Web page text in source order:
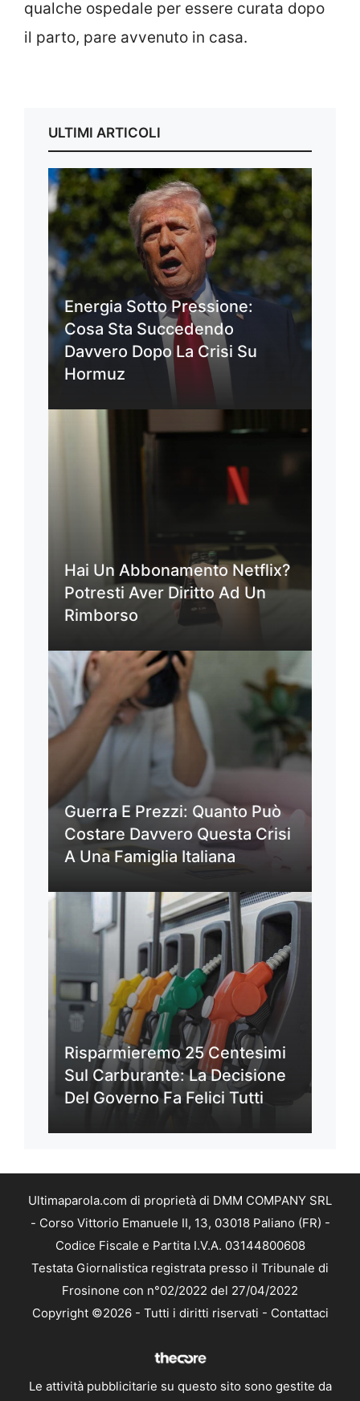
qualche ospedale per essere curata dopo
il parto, pare avvenuto in casa.
ULTIMI ARTICOLI
Energia Sotto Pressione:
Cosa Sta Succedendo
Davvero Dopo La Crisi Su
Hormuz
Hai Un Abbonamento Netflix?
Potresti Aver Diritto Ad Un
Rimborso
Guerra E Prezzi: Quanto Può
Costare Davvero Questa Crisi
A Una Famiglia Italiana
Risparmieremo 25 Centesimi
Sul Carburante: La Decisione
Del Governo Fa Felici Tutti
Ultimaparola.com di proprietà di DMM COMPANY SRL
- Corso Vittorio Emanuele II, 13, 03018 Paliano (FR) -
Codice Fiscale e Partita I.V.A. 03144800608
Testata Giornalistica registrata presso il Tribunale di
Frosinone con n°02/2022 del 27/04/2022
Copyright ©2026 - Tutti i diritti riservati - Contattaci
Le attività pubblicitarie su questo sito sono gestite da